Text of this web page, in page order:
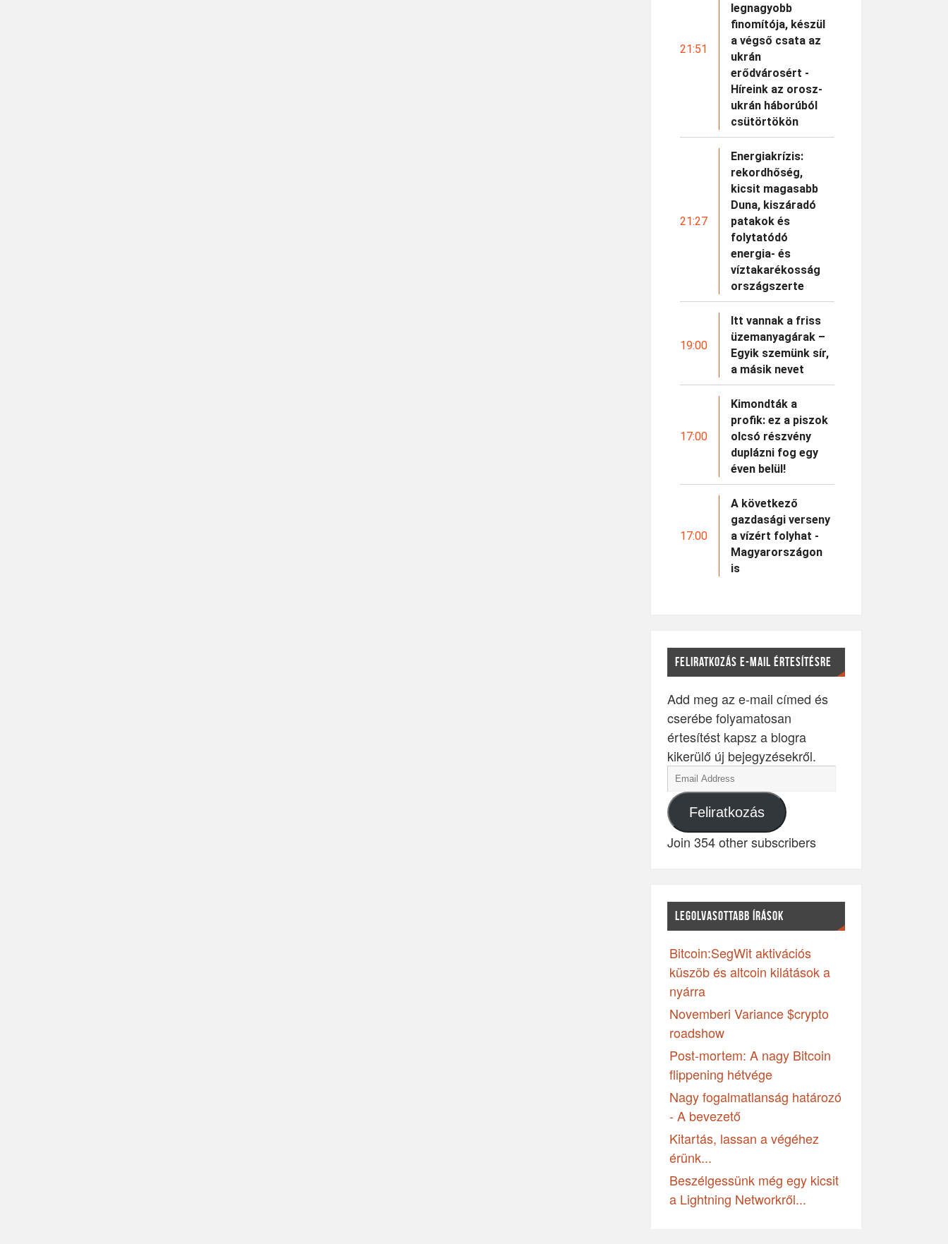
21:51
legnagyobb
finomítója, készül
a végső csata az
ukrán
erődvárosért -
Híreink az orosz-
ukrán háborúból
csütörtökön
21:27
Energiakrízis:
rekordhőség,
kicsit magasabb
Duna, kiszáradó
patakok és
folytatódó
energia- és
víztakarékosság
országszerte
19:00
Itt vannak a friss
üzemanyagárak –
Egyik szemünk sír,
a másik nevet
17:00
Kimondták a
profik: ez a piszok
olcsó részvény
duplázni fog egy
éven belül!
17:00
A következő
gazdasági verseny
a vízért folyhat -
Magyarországon
is
FELIRATKOZÁS E-MAIL ÉRTESÍTÉSRE
Add meg az e-mail címed és
cserébe folyamatosan
értesítést kapsz a blogra
kikerülő új bejegyzésekről.
Feliratkozás
Join 354 other subscribers
LEGOLVASOTTABB ÍRÁSOK
Bitcoin:SegWit aktivációs
küszöb és altcoin kilátások a
nyárra
Novemberi Variance $crypto
roadshow
Post-mortem: A nagy Bitcoin
flippening hétvége
Nagy fogalmatlanság határozó
- A bevezető
Kitartás, lassan a végéhez
érünk...
Beszélgessünk még egy kicsit
a Lightning Networkről...